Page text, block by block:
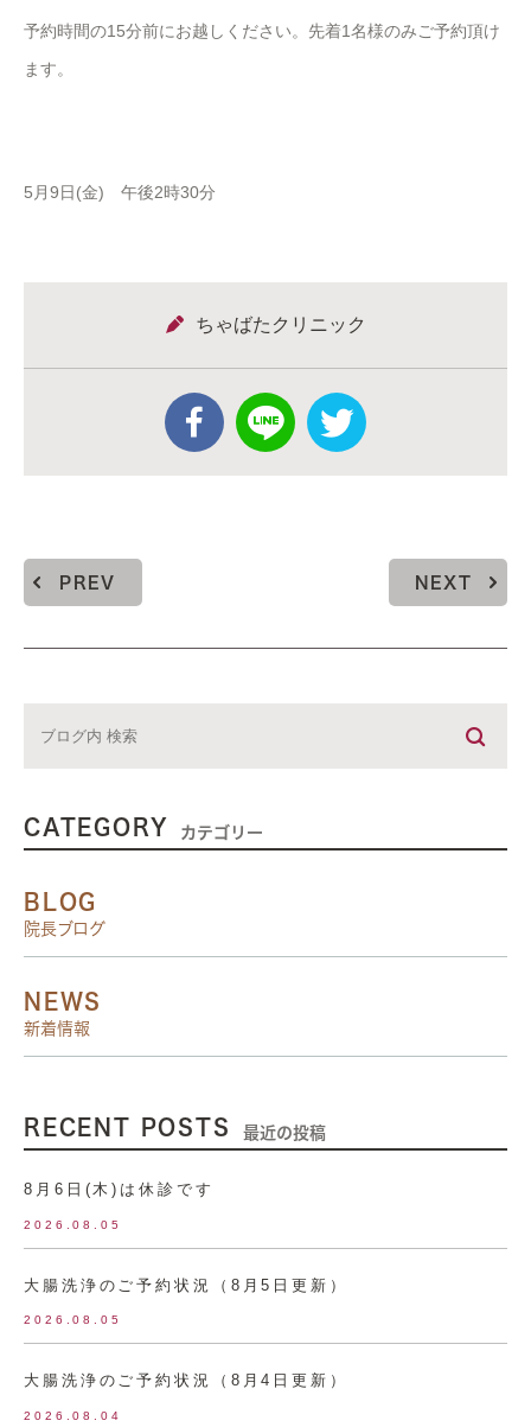
予約時間の15分前にお越しください。先着1名様のみご予約頂け
ます。
5月9日(金) 午後2時30分
ちゃばたクリニック
PREV NEXT
CATEGORY カテゴリー
BLOG
院長ブログ
NEWS
新着情報
RECENT POSTS 最近の投稿
8月6日(木)は休診です
2026.08.05
大腸洗浄のご予約状況（8月5日更新）
2026.08.05
大腸洗浄のご予約状況（8月4日更新）
2026.08.04